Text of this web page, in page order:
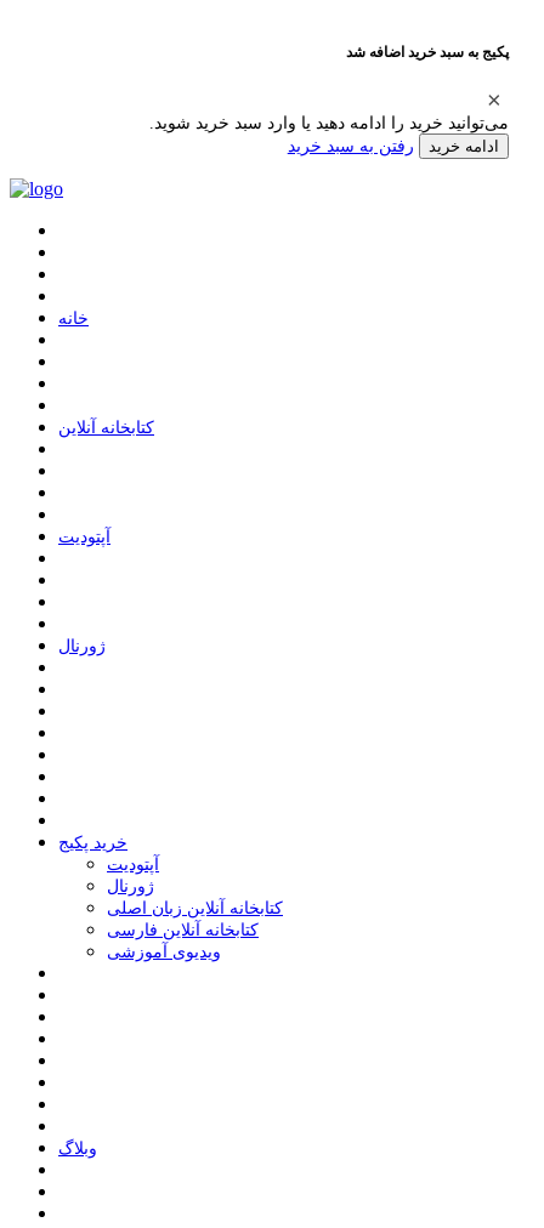
پکیج به سبد خرید اضافه شد
می‌توانید خرید را ادامه دهید یا وارد سبد خرید شوید.
ادامه خرید رفتن به سبد خرید
ﺧﺎﻧﻪ
ﮐﺘﺎﺑﺨﺎﻧﻪ ﺁﻧﻼﯾﻦ
ﺁﭘﺘﻮﺩﯾﺖ
ﮊﻭﺭﻧﺎﻝ
خرید پکیج
ﺁﭘﺘﻮﺩﯾﺖ
ﮊﻭﺭﻧﺎﻝ
کتابخانه آنلاین زبان اصلی
کتابخانه آنلاین فارسی
ویدیوی آموزشی
وبلاگ